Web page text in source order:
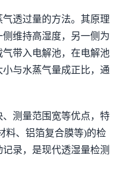
透过量的方法。其原理
维持高湿度，另一侧为
带入电解池，在电解池
与水蒸气量成正比，通
测量范围宽等优点，特
料、铝箔复合膜等)的检
录，是现代透湿量检测